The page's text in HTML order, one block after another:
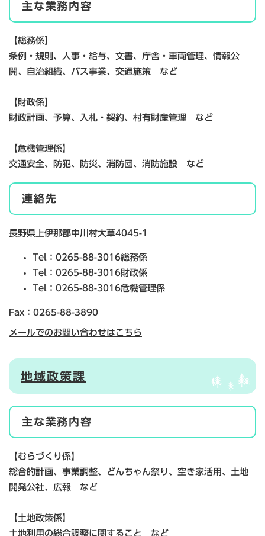
主な業務内容
【総務係】
条例・規則、人事・給与、文書、庁舎・車両管理、情報公
開、自治組織、バス事業、交通施策 など
【財政係】
財政計画、予算、入札・契約、村有財産管理 など
【危機管理係】
交通安全、防犯、防災、消防団、消防施設 など
連絡先
長野県上伊那郡中川村大草4045-1
Tel：0265-88-3016総務係
Tel：0265-88-3016財政係
Tel：0265-88-3016危機管理係
Fax：0265-88-3890
メールでのお問い合わせはこちら
地域政策課
主な業務内容
【むらづくり係】
総合的計画、事業調整、どんちゃん祭り、空き家活用、土地
開発公社、広報 など
【土地政策係】
土地利用の総合調整に関すること など